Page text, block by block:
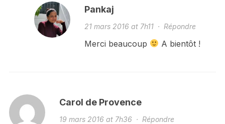
Pankaj
21 mars 2016 at 7h11· Répondre
Merci beaucoup A bientôt !
Carol de Provence
19 mars 2016 at 7h36· Répondre